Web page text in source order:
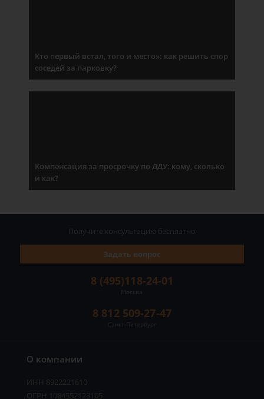
Кто первый встал, того и место»: как решить спор
соседей за парковку?
Компенсация за просрочку по ДДУ: кому, сколько
и как?
О компании
ИНН 8922221610
ОГРН 1084552123105
8 (495)118-24-01
Москва
8 812 509-27-47
Санкт-Петербург
Задать вопрос
Получите консультацию бесплатно